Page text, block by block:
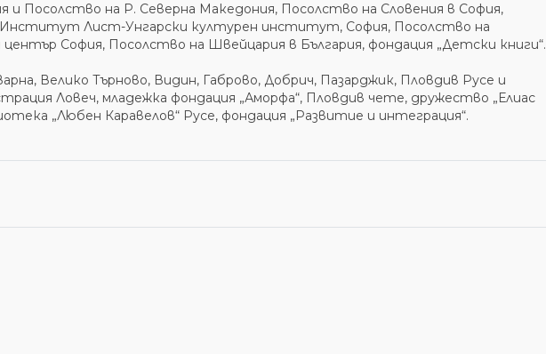
и Посолство на Р. Северна Македония, Посолство на Словения в София,
Лист-Унгарски културен институт, София, Посолство на
София, Посолство на Швейцария в България, фондация „Детски книги“.
Велико Търново, Видин, Габрово, Добрич, Пазарджик, Пловдив Русе и
Ловеч, младежка фондация „Аморфа“, Пловдив чете, дружество „Елиас
„Любен Каравелов“ Русе, фондация „Развитие и интеграция“.